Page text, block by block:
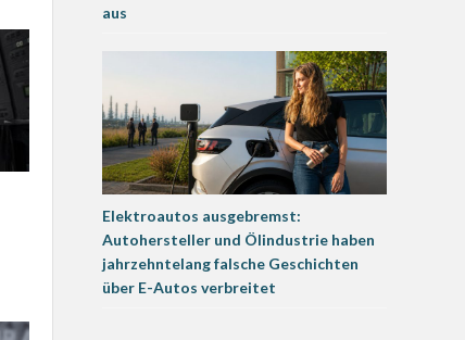
aus
Elektroautos ausgebremst:
Autohersteller und Ölindustrie haben
jahrzehntelang falsche Geschichten
über E-Autos verbreitet